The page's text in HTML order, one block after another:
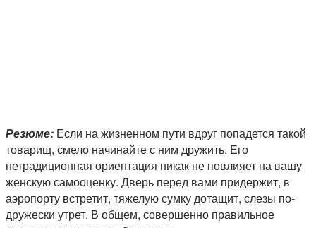
Резюме: Если на жизненном пути вдруг попадется такой
товарищ, смело начинайте с ним дружить. Его
нетрадиционная ориентация никак не повлияет на вашу
женскую самооценку. Дверь перед вами придержит, в
аэропорту встретит, тяжелую сумку дотащит, слезы по-
дружески утрет. В общем, совершенно правильное